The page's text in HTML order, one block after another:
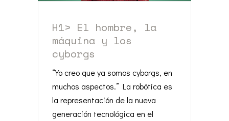
H1> El hombre, la
máquina y los
cyborgs
“Yo creo que ya somos cyborgs, en
muchos aspectos.” La robótica es
la representación de la nueva
generación tecnológica en el